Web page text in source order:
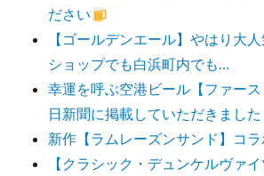
ださい
【ゴールデンエール】やはり大
ショップでも白浜町内でも…
幸運を呼ぶ空港ビール【ファー
日新聞に掲載していただきました
新作【ラムレーズンサンド】コラ
【クラシック・デュンケルヴァ